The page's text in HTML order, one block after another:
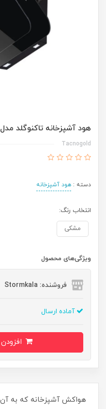
هود آشپزخانه تاکنوگلد مدل H116
Tacnogold
دسته : هود آشپزخانه
انتخاب رنگ:
مشکی
ویژگی‌های محصول
فروشنده: Stormkala
آماده ارسال